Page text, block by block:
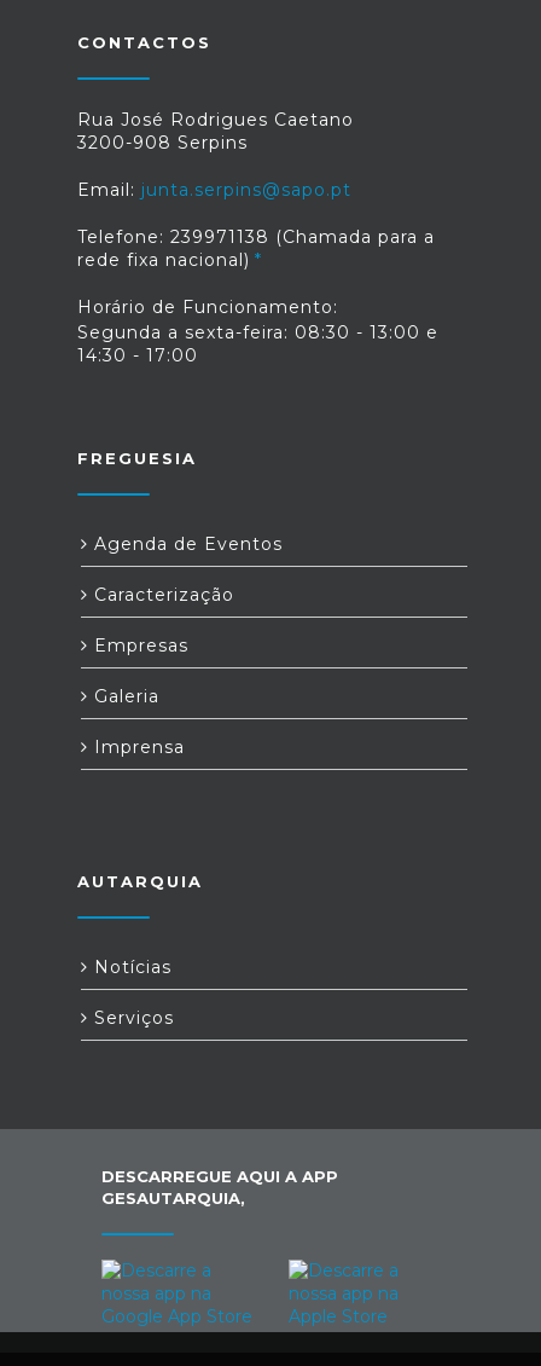
CONTACTOS
Rua José Rodrigues Caetano
3200-908 Serpins
Email: junta.serpins@sapo.pt
Telefone: 239971138 (Chamada para a
rede fixa nacional)
Horário de Funcionamento:
Segunda a sexta-feira: 08:30 - 13:00 e
14:30 - 17:00
FREGUESIA
Agenda de Eventos
Caracterização
Empresas
Galeria
Imprensa
AUTARQUIA
Notícias
Serviços
DESCARREGUE AQUI A APP
GESAUTARQUIA,